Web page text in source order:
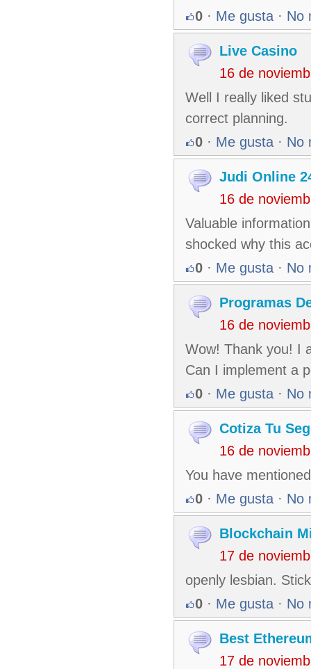
0 · Me gusta · No
Live Casino
16 de
Well I really liked
correct planning.
0 · Me gusta · No
Judi Online
16 de
Valuable
shocked why this
0 · Me gusta · No
Programas
16 de
Wow! Thank you! I
Can I implement a
0 · Me gusta · No
Cotiza Tu
16 de
You have
0 · Me gusta · No
Blockchain
17 de
openly lesbian.
0 · Me gusta · No
Best
17 de